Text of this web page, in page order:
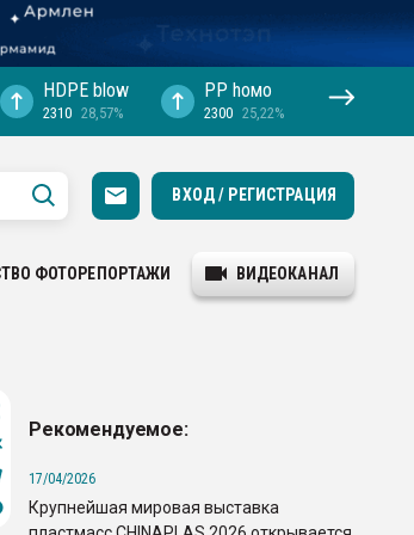
HDPE blow
2310 28,57%
PP hомо
2300 25,22%
ВХОД / РЕГИСТРАЦИЯ
ФОТОРЕПОРТАЖИ ВИДЕОКАНАЛ
Рекомендуемое:
17/04/2026
Крупнейшая мировая выставка